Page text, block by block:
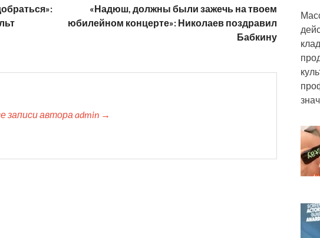
«Надюш, должны были зажечь на твоем
юбилейном концерте»: Николаев поздравил
Бабкину
записи автора admin →